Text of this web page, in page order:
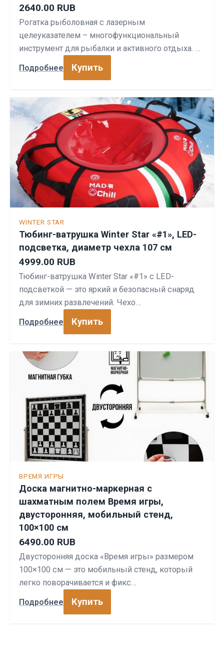
2640.00 RUB
Рогатка рыболовная с лазерным
целеуказателем – многофункциональный
инструмент для рыбалки и активного отдыха. …
Подробнее Купить
WINTER STAR
Тюбинг-ватрушка Winter Star «#1», LED-
подсветка, диаметр чехла 107 см
4999.00 RUB
Тюбинг-ватрушка Winter Star «#1» с LED-
подсветкой — это яркий и безопасный снаряд
для зимних развлечений. Чехо…
Подробнее Купить
ВРЕМЯ ИГРЫ
Доска магнитно-маркерная с
шахматным полем Время игры,
двусторонняя, мобильный стенд,
100×100 см
6490.00 RUB
Двусторонняя доска «Время игры» размером
100×100 см — это мобильный стенд, который
легко поворачивается и фикс…
Подробнее Купить